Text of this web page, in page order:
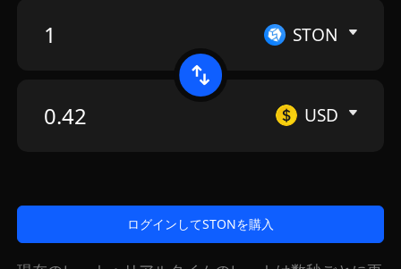
STON
USD
ログインしてSTONを購入